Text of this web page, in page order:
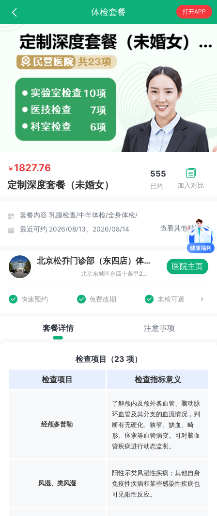
体检套餐 打开APP
加入对比
555
已约
￥ 1827.76
定制深度套餐（未婚女）
套餐内容 乳腺检查/中年体检/全身体检/
最近可约 2026/08/13、2026/08/14 查看其他时间
北京松乔门诊部（东四店）体检中心
北京东城区东四十条甲22号南新仓商务大厦B座三层（东四十条店）
医院主页
快速预约 免费改期 未检可退
套餐详情 注意事项
检查项目（23 项）
检查项目 检查指标意义
经颅多普勒
了解颅内及颅外各血管、脑动脉
环血管及其分支的血流情况，判
断有无硬化、狭窄、缺血、畸
形、痉挛等血管病变。可对脑血
管疾病进行动态监测。
风湿、类风湿
阳性示类风湿性疾病；其他自身
免疫性疾病和某些感染性疾病也
可见阳性反应。